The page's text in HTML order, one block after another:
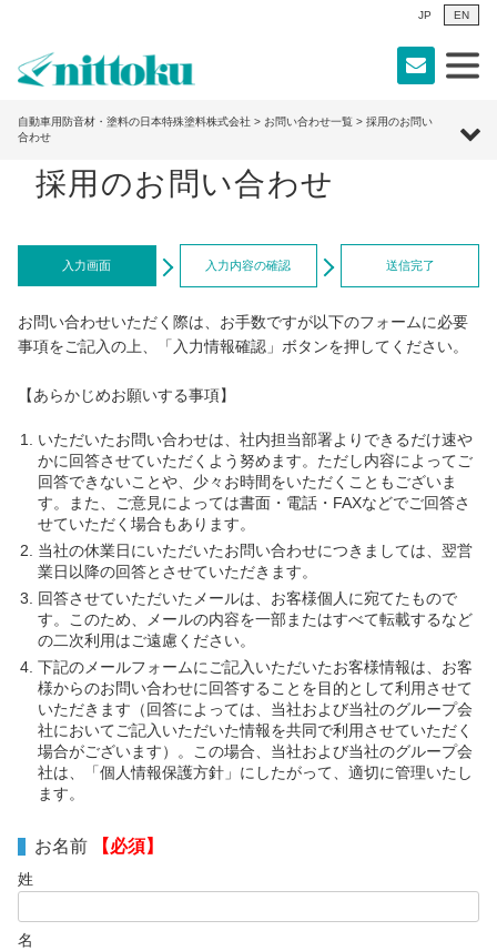
JP EN
自動車用防音材・塗料の日本特殊塗料株式会社 > お問い合わせ一覧 > 採用のお問い
合わせ
採用のお問い合わせ
入力画面 入力内容の確認 送信完了
お問い合わせいただく際は、お手数ですが以下のフォームに必要
事項をご記入の上、「入力情報確認」ボタンを押してください。
【あらかじめお願いする事項】
いただいたお問い合わせは、社内担当部署よりできるだけ速や
かに回答させていただくよう努めます。ただし内容によってご
回答できないことや、少々お時間をいただくこともございま
す。また、ご意見によっては書面・電話・FAXなどでご回答さ
せていただく場合もあります。
当社の休業日にいただいたお問い合わせにつきましては、翌営
業日以降の回答とさせていただきます。
回答させていただいたメールは、お客様個人に宛てたもので
す。このため、メールの内容を一部またはすべて転載するなど
の二次利用はご遠慮ください。
下記のメールフォームにご記入いただいたお客様情報は、お客
様からのお問い合わせに回答することを目的として利用させて
いただきます（回答によっては、当社および当社のグループ会
社においてご記入いただいた情報を共同で利用させていただく
場合がございます）。この場合、当社および当社のグループ会
社は、「個人情報保護方針」にしたがって、適切に管理いたし
ます。
お名前 【必須】
姓
名